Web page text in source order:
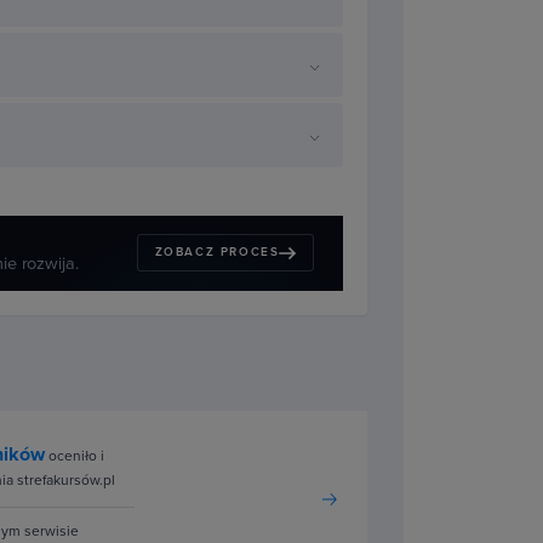
rozwija.
ZOBACZ PROCES
oceniło i
strefakursów.pl
serwisie